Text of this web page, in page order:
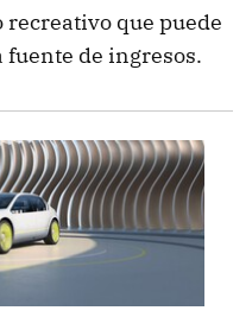
que puede
de ingresos.